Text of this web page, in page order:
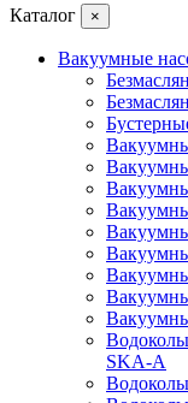
Каталог ×
Вакуумные
SKA-A